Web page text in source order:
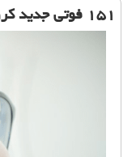
۱۵۱ فوتی جدید كرونا در كشور